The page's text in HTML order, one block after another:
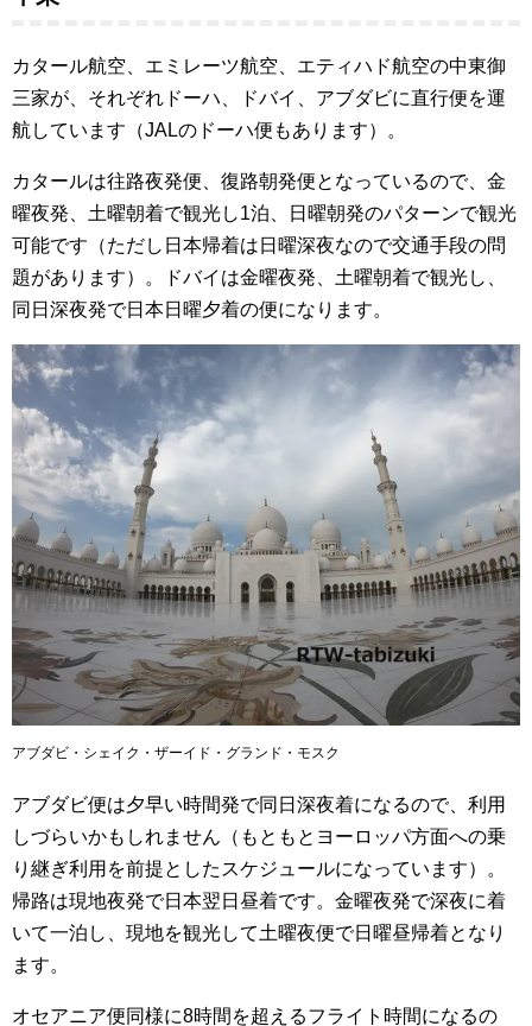
カタール航空、エミレーツ航空、エティハド航空の中東御
三家が、それぞれドーハ、ドバイ、アブダビに直行便を運
航しています（JALのドーハ便もあります）。
カタールは往路夜発便、復路朝発便となっているので、金
曜夜発、土曜朝着で観光し1泊、日曜朝発のパターンで観光
可能です（ただし日本帰着は日曜深夜なので交通手段の問
題があります）。ドバイは金曜夜発、土曜朝着で観光し、
同日深夜発で日本日曜夕着の便になります。
アブダビ・シェイク・ザーイド・グランド・モスク
アブダビ便は夕早い時間発で同日深夜着になるので、利用
しづらいかもしれません（もともとヨーロッパ方面への乗
り継ぎ利用を前提としたスケジュールになっています）。
帰路は現地夜発で日本翌日昼着です。金曜夜発で深夜に着
いて一泊し、現地を観光して土曜夜便で日曜昼帰着となり
ます。
オセアニア便同様に8時間を超えるフライト時間になるの